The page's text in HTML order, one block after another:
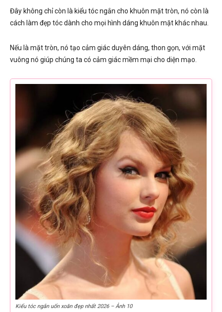
Đây không chỉ còn là kiểu tóc ngắn cho khuôn mặt tròn, nó còn là
cách làm đẹp tóc dành cho mọi hình dáng khuôn mặt khác nhau.
Nếu là mặt tròn, nó tạo cảm giác duyên dáng, thon gọn, với mặt
vuông nó giúp chúng ta có cảm giác mềm mại cho diện mạo.
Kiểu tóc ngắn uốn xoăn đẹp nhất 2026 – Ảnh 10